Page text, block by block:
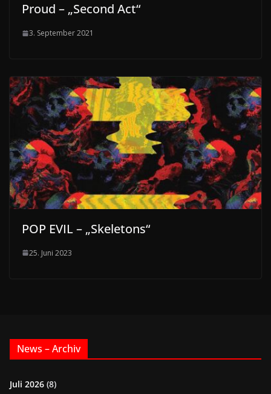
Proud – „Second Act“
3. September 2021
POP EVIL – „Skeletons“
25. Juni 2023
News – Archiv
Juli 2026 (8)